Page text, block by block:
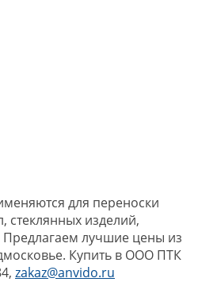
для переноски
стеклянных изделий,
Предлагаем лучшие цены из
Купить в ООО ПТК
zakaz@anvido.ru